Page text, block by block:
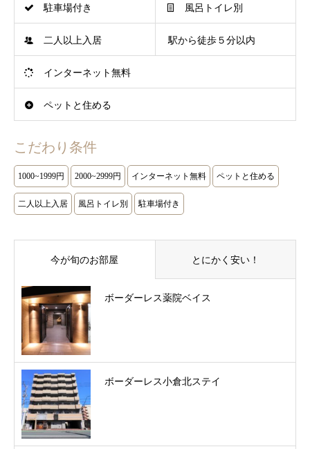
駐車場付き 風呂トイレ別
二人以上入居 駅から徒歩５分以内
インターネット無料
ペットと住める
こだわり条件
1000~1999円 2000~2999円 インターネット無料 ペットと住める
二人以上入居 風呂トイレ別 駐車場付き
今が旬のお部屋 とにかく安い！
ボーダーレス薬院ベイス
ボーダーレス小倉北ステイ